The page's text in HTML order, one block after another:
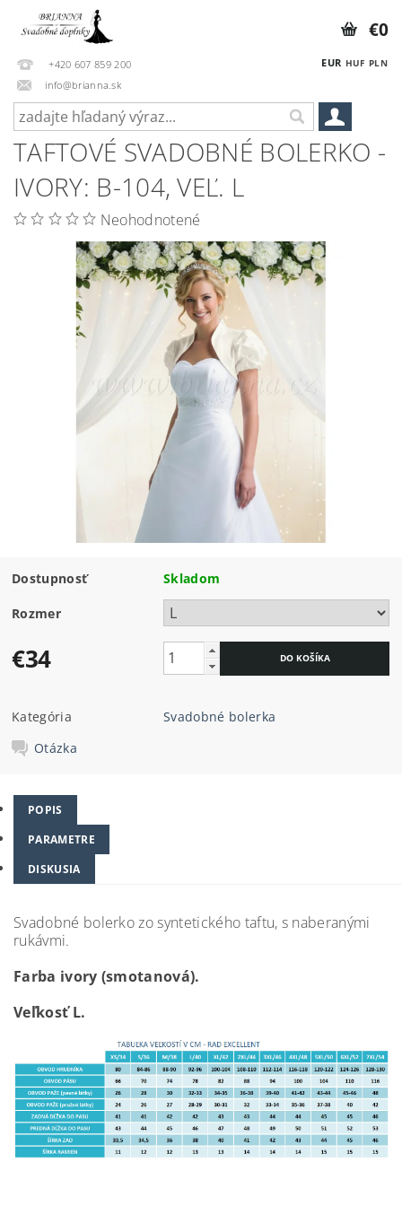
+420 607 859 200
info@brianna.sk
EUR HUF PLN
€0
TAFTOVÉ SVADOBNÉ BOLERKO -
IVORY: B-104, VEĽ. L
Neohodnotené
Dostupnosť Skladom
Rozmer
€34
Kategória
Svadobné bolerka
Otázka
POPIS
PARAMETRE
DISKUSIA
Svadobné bolerko zo syntetického taftu, s naberanými
rukávmi.
Farba ivory (smotanová).
Veľkosť L.